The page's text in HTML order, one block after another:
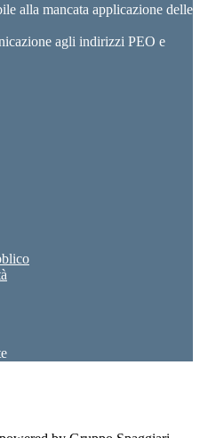
alla mancata applicazione delle
agli indirizzi PEO e